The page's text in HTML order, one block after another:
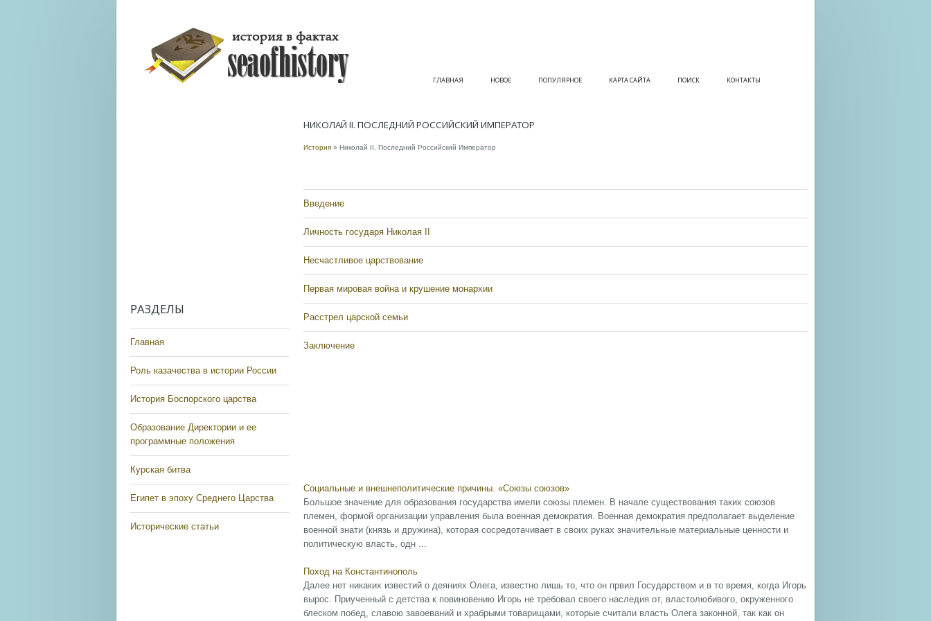
ГЛАВНАЯ НОВОЕ ПОПУЛЯРНОЕ КАРТА САЙТА ПОИСК КОНТАКТЫ
РАЗДЕЛЫ
Главная
Роль казачества в истории России
История Боспорского царства
Образование Директории и ее
программные положения
Курская битва
Египет в эпоху Среднего Царства
Исторические статьи
НИКОЛАЙ II. ПОСЛЕДНИЙ РОССИЙСКИЙ ИМПЕРАТОР
История » Николай II. Последний Российский Император
Введение
Личность государя Николая II
Несчастливое царствование
Первая мировая война и крушение монархии
Расстрел царской семьи
Заключение
Социальные и внешнеполитические причины. «Союзы союзов»
Большое значение для образования государства имели союзы племен. В начале существования таких союзов
племен, формой организации управления была военная демократия. Военная демократия предполагает выделение
военной знати (князь и дружина), которая сосредотачивает в своих руках значительные материальные ценности и
политическую власть, одн ...
Поход на Константинополь
Далее нет никаких известий о деяниях Олега, известно лишь то, что он првил Государством и в то время, когда Игорь
вырос. Приученный с детства к повиновению Игорь не требовал своего наследия от, властолюбивого, окруженного
блеском побед, славою завоеваний и храбрыми товарищами, которые считали власть Олега законной, так как он